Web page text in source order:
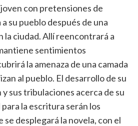
con pretensiones de
su pueblo después de una
la ciudad. Allí reencontrará a
sentimientos
la amenaza de una camada
al pueblo. El desarrollo de su
sus tribulaciones acerca de su
la escritura serán los
se desplegará la novela, con el